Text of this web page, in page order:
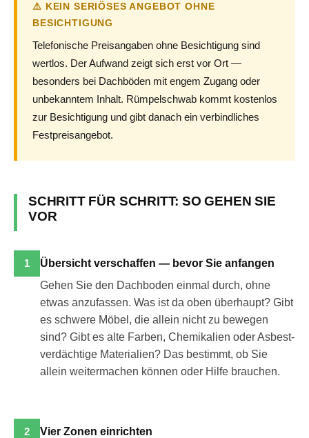
⚠️ KEIN SERIÖSES ANGEBOT OHNE
BESICHTIGUNG
Telefonische Preisangaben ohne Besichtigung sind
wertlos. Der Aufwand zeigt sich erst vor Ort —
besonders bei Dachböden mit engem Zugang oder
unbekanntem Inhalt. Rümpelschwab kommt kostenlos
zur Besichtigung und gibt danach ein verbindliches
Festpreisangebot.
SCHRITT FÜR SCHRITT: SO GEHEN SIE
VOR
1
Übersicht verschaffen — bevor Sie anfangen
Gehen Sie den Dachboden einmal durch, ohne
etwas anzufassen. Was ist da oben überhaupt? Gibt
es schwere Möbel, die allein nicht zu bewegen
sind? Gibt es alte Farben, Chemikalien oder Asbest-
verdächtige Materialien? Das bestimmt, ob Sie
allein weitermachen können oder Hilfe brauchen.
2
Vier Zonen einrichten